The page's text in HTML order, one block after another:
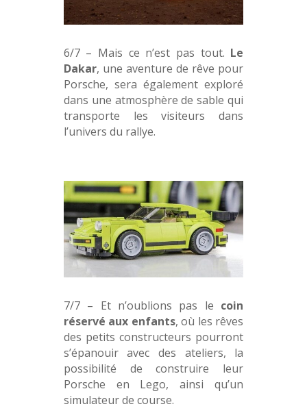
6/7 – Mais ce n’est pas tout. Le
Dakar, une aventure de rêve pour
Porsche, sera également exploré
dans une atmosphère de sable qui
transporte les visiteurs dans
l’univers du rallye.
7/7 – Et n’oublions pas le coin
réservé aux enfants, où les rêves
des petits constructeurs pourront
s’épanouir avec des ateliers, la
possibilité de construire leur
Porsche en Lego, ainsi qu’un
simulateur de course.